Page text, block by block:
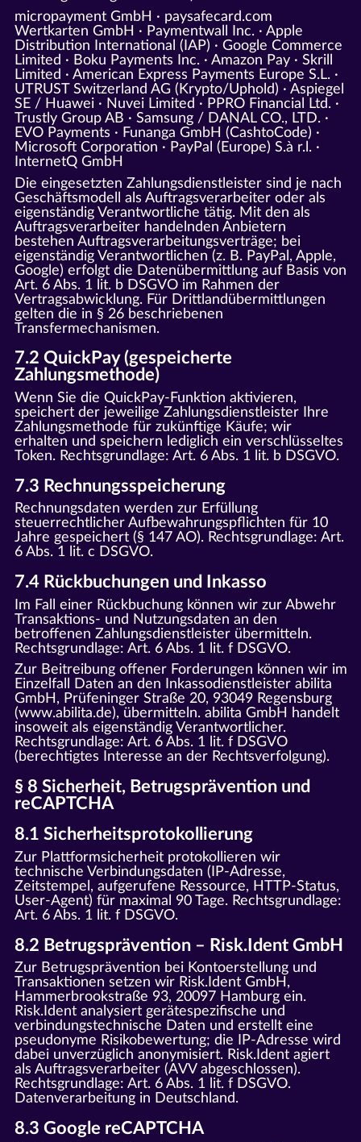
micropayment GmbH · paysafecard.com
Wertkarten GmbH · Paymentwall Inc. · Apple
Distribution International (IAP) · Google Commerce
Limited · Boku Payments Inc. · Amazon Pay · Skrill
Limited · American Express Payments Europe S.L. ·
UTRUST Switzerland AG (Krypto/Uphold) · Aspiegel
SE / Huawei · Nuvei Limited · PPRO Financial Ltd. ·
Trustly Group AB · Samsung / DANAL CO., LTD. ·
EVO Payments · Funanga GmbH (CashtoCode) ·
Microsoft Corporation · PayPal (Europe) S.à r.l. ·
InternetQ GmbH
Die eingesetzten Zahlungsdienstleister sind je nach
Geschäftsmodell als Auftragsverarbeiter oder als
eigenständig Verantwortliche tätig. Mit den als
Auftragsverarbeiter handelnden Anbietern
bestehen Auftragsverarbeitungsverträge; bei
eigenständig Verantwortlichen (z. B. PayPal, Apple,
Google) erfolgt die Datenübermittlung auf Basis von
Art. 6 Abs. 1 lit. b DSGVO im Rahmen der
Vertragsabwicklung. Für Drittlandübermittlungen
gelten die in § 26 beschriebenen
Transfermechanismen.
7.2 QuickPay (gespeicherte
Zahlungsmethode)
Wenn Sie die QuickPay-Funktion aktivieren,
speichert der jeweilige Zahlungsdienstleister Ihre
Zahlungsmethode für zukünftige Käufe; wir
erhalten und speichern lediglich ein verschlüsseltes
Token. Rechtsgrundlage: Art. 6 Abs. 1 lit. b DSGVO.
7.3 Rechnungsspeicherung
Rechnungsdaten werden zur Erfüllung
steuerrechtlicher Aufbewahrungspflichten für 10
Jahre gespeichert (§ 147 AO). Rechtsgrundlage: Art.
6 Abs. 1 lit. c DSGVO.
7.4 Rückbuchungen und Inkasso
Im Fall einer Rückbuchung können wir zur Abwehr
Transaktions- und Nutzungsdaten an den
betroffenen Zahlungsdienstleister übermitteln.
Rechtsgrundlage: Art. 6 Abs. 1 lit. f DSGVO.
Zur Beitreibung offener Forderungen können wir im
Einzelfall Daten an den Inkassodienstleister abilita
GmbH, Prüfeninger Straße 20, 93049 Regensburg
(www.abilita.de), übermitteln. abilita GmbH handelt
insoweit als eigenständig Verantwortlicher.
Rechtsgrundlage: Art. 6 Abs. 1 lit. f DSGVO
(berechtigtes Interesse an der Rechtsverfolgung).
§ 8 Sicherheit, Betrugsprävention und
reCAPTCHA
8.1 Sicherheitsprotokollierung
Zur Plattformsicherheit protokollieren wir
technische Verbindungsdaten (IP-Adresse,
Zeitstempel, aufgerufene Ressource, HTTP-Status,
User-Agent) für maximal 90 Tage. Rechtsgrundlage:
Art. 6 Abs. 1 lit. f DSGVO.
8.2 Betrugsprävention – Risk.Ident GmbH
Zur Betrugsprävention bei Kontoerstellung und
Transaktionen setzen wir Risk.Ident GmbH,
Hammerbrookstraße 93, 20097 Hamburg ein.
Risk.Ident analysiert gerätespezifische und
verbindungstechnische Daten und erstellt eine
pseudonyme Risikobewertung; die IP-Adresse wird
dabei unverzüglich anonymisiert. Risk.Ident agiert
als Auftragsverarbeiter (AVV abgeschlossen).
Rechtsgrundlage: Art. 6 Abs. 1 lit. f DSGVO.
Datenverarbeitung in Deutschland.
8.3 Google reCAPTCHA